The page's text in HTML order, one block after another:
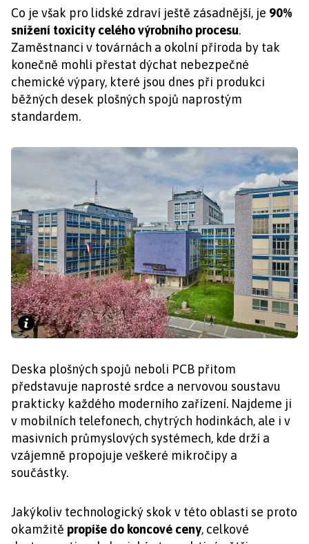
Co je však pro lidské zdraví ještě zásadnější, je 90%
snížení toxicity celého výrobního procesu.
Zaměstnanci v továrnách a okolní příroda by tak
konečně mohli přestat dýchat nebezpečné
chemické výpary, které jsou dnes při produkci
běžných desek plošných spojů naprostým
standardem.
Deska plošných spojů neboli PCB přitom
představuje naprosté srdce a nervovou soustavu
prakticky každého moderního zařízení. Najdeme ji
v mobilních telefonech, chytrých hodinkách, ale i v
masivních průmyslových systémech, kde drží a
vzájemně propojuje veškeré mikročipy a
součástky.
Jakýkoliv technologický skok v této oblasti se proto
okamžitě propíše do koncové ceny, celkové